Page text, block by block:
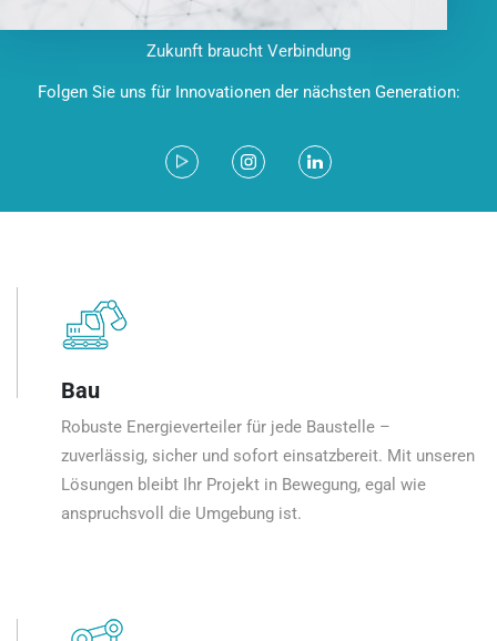
Zukunft braucht Verbindung
Folgen Sie uns für Innovationen der nächsten Generation:
Bau
Robuste Energieverteiler für jede Baustelle –
zuverlässig, sicher und sofort einsatzbereit. Mit unseren
Lösungen bleibt Ihr Projekt in Bewegung, egal wie
anspruchsvoll die Umgebung ist.